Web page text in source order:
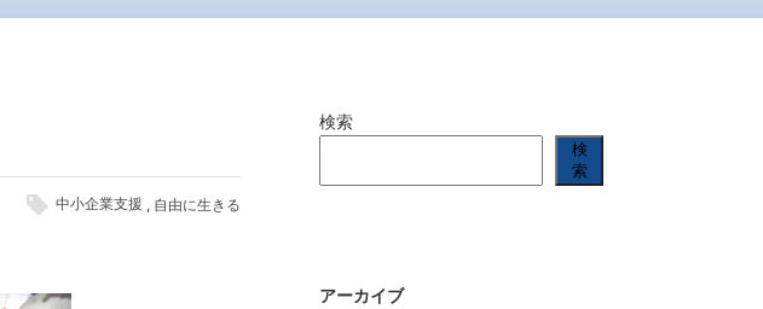
中小企業支援 自由に生きる
検索
検
索
アーカイブ